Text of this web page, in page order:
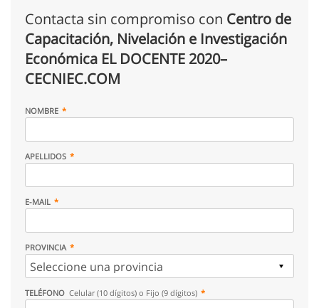
Contacta sin compromiso con Centro de
Capacitación, Nivelación e Investigación
Económica EL DOCENTE 2020–
CECNIEC.COM
NOMBRE
APELLIDOS
E-MAIL
PROVINCIA
TELÉFONO Celular (10 dígitos) o Fijo (9 dígitos)